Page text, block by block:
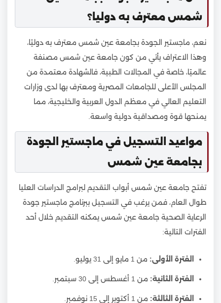
شمس معترف به دوليا؟
نعم، ماجستير الجودة بجامعة عين شمس معترف به دوليًا،
وهذا الاعتراف يأتي من كون جامعة عين شمس مصنفة
عالميًا، خاصة في المجالات الطبية، فالشهادة معتمدة من
المجلس الأعلى للجامعات المصرية ومعترف بها لدى وزارات
التعليم العالي في معظم الدول العربية والخليجية، مما
يمنحها قوة ومصداقية دولية واسعة.
مواعيد التسجيل في ماجستير الجودة
بجامعة عين شمس
تفتح جامعة عين شمس أبواب التقديم لبرامج الدراسات العليا
طوال العام، فمن يرغب في التسجيل ببرنامج ماجستير جودة
الرعاية الصحية جامعة عين شمس يمكنه التقديم خلال أحد
الفترات التالية:
الفترة الأولى: من 1 مايو إلى 31 يوليو.
الفترة الثانية: من 1 أغسطس إلى 30 سبتمبر.
الفترة الثالثة: من 1 أكتوبر إلى 15 نوفمبر.